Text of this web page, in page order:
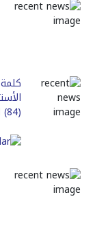
(84) للعام 1435هـ / 2014م